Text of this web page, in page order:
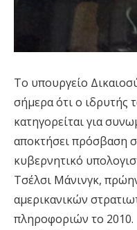
Το υπουργείο
σήμερα ότι ο ιδρυτής
κατηγορείται για
αποκτήσει πρόσβαση
κυβερνητικό
Τσέλσι Μάνινγκ,
αμερικανικών
πληροφοριών το 2010.